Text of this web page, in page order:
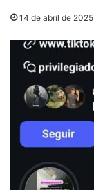
14 de abril de 2025